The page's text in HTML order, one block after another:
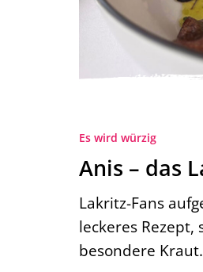
Es wird würzig
Anis – das
Lakritz-Fans
leckeres
besondere